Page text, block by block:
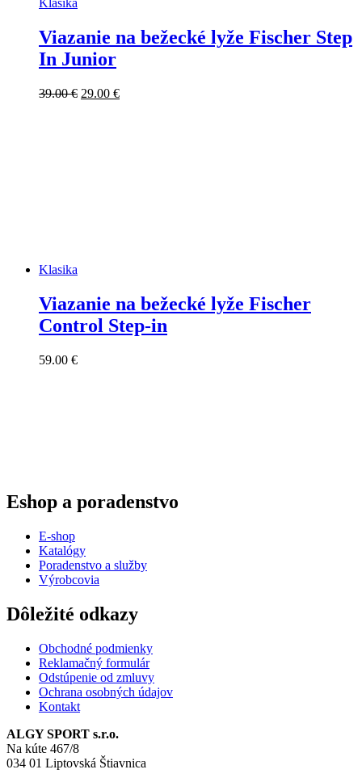
Klasika
Viazanie na bežecké lyže Fischer Step
In Junior
39.00€ Pôvodná
29.00 €Aktuálna
Klasika
Viazanie na bežecké lyže Fischer
Control Step-in
59.00 €
Eshop a poradenstvo
E-shop
Katalógy
Poradenstvo a služby
Výrobcovia
Dôležité odkazy
Obchodné podmienky
Reklamačný formulár
Odstúpenie od zmluvy
Ochrana osobných údajov
Kontakt
ALGY SPORT s.r.o.
Na kúte 467/8
034 01 Liptovská Štiavnica